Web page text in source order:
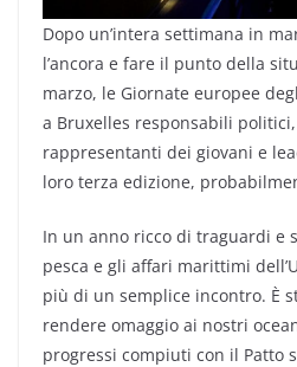
Dopo un’intera settimana in
l’ancora e fare il punto della
marzo, le Giornate europee
a Bruxelles responsabili
rappresentanti dei giovani e
loro terza edizione,
In un anno ricco di traguardi e
pesca e gli affari marittimi
più di un semplice incontro. È
rendere omaggio ai nostri
progressi compiuti con il Patto